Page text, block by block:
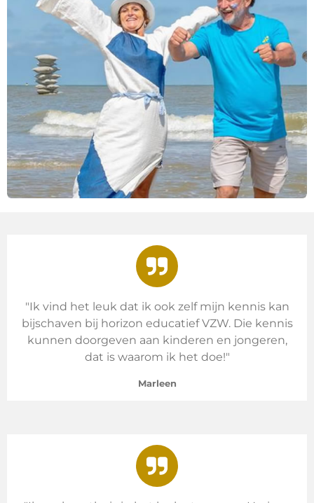
"Ik vind het leuk dat ik ook zelf mijn kennis kan
bijschaven bij horizon educatief VZW. Die kennis
kunnen doorgeven aan kinderen en jongeren,
dat is waarom ik het doe!"
Marleen